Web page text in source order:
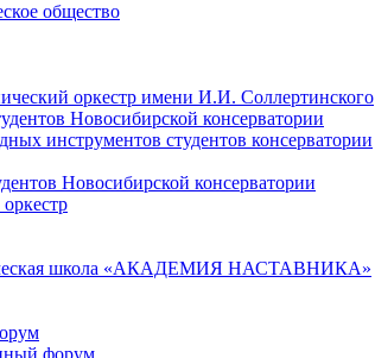
общество
оркестр имени И.И. Соллертинского
Новосибирской консерватории
инструментов студентов консерватории
Новосибирской консерватории
школа «АКАДЕМИЯ НАСТАВНИКА»
форум